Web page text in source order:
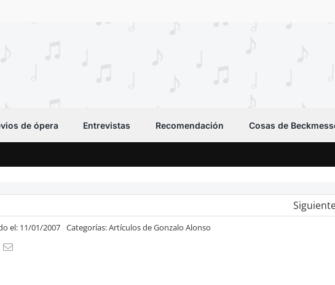
de ópera Entrevistas Recomendación Cosas de
el: 11/01/2007 Categorías:Artículos de Gonzalo Alonso